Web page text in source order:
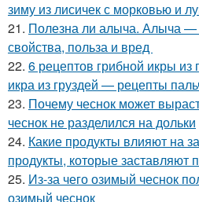
зиму из лисичек с морковью и
21. Полезна ли алыча. Алыча —
свойства, польза и вред
22. 6 рецептов грибной икры из
икра из груздей — рецепты
23. Почему чеснок может
чеснок не разделился на дольки
24. Какие продукты влияют на
продукты, которые заставляют
25. Из-за чего озимый чеснок
озимый чеснок